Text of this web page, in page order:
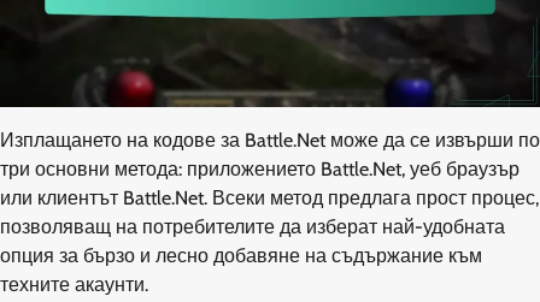
Изплащането на кодове за Battle.Net може да се извърши по
три основни метода: приложението Battle.Net, уеб браузър
или клиентът Battle.Net. Всеки метод предлага прост процес,
позволяващ на потребителите да изберат най-удобната
опция за бързо и лесно добавяне на съдържание към
техните акаунти.